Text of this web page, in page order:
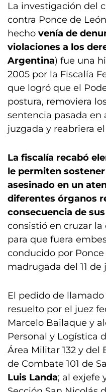
La investigación del
contra Ponce de
hecho venía de
violaciones a los
Argentina) fue una
2005 por la Fiscalía
que logró que el
postura, removiera
sentencia pasada en
juzgada y reabriera
La fiscalía recabó
le permiten
asesinado en un
diferentes órganos
consecuencia de
consistió en cruzar
para que fuera
conducido por Ponce
madrugada del 11 de
El pedido de
resuelto por el juez
Marcelo Bailaque y
Personal y Logística
Área Militar 132 y
de Combate 101 de
Luis Landa; al exjefe